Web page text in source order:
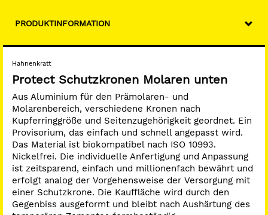
PRODUKTINFORMATION
Hahnenkratt
Protect Schutzkronen Molaren unten
Aus Aluminium für den Prämolaren- und
Molarenbereich, verschiedene Kronen nach
Kupferringgröße und Seitenzugehörigkeit geordnet. Ein
Provisorium, das einfach und schnell angepasst wird.
Das Material ist biokompatibel nach ISO 10993.
Nickelfrei. Die individuelle Anfertigung und Anpassung
ist zeitsparend, einfach und millionenfach bewährt und
erfolgt analog der Vorgehensweise der Versorgung mit
einer Schutzkrone. Die Kauffläche wird durch den
Gegenbiss ausgeformt und bleibt nach Aushärtung des